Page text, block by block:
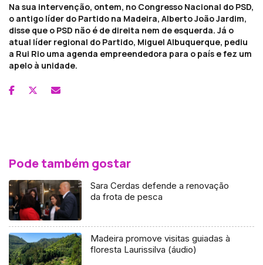
Na sua intervenção, ontem, no Congresso Nacional do PSD,
o antigo líder do Partido na Madeira, Alberto João Jardim,
disse que o PSD não é de direita nem de esquerda. Já o
atual líder regional do Partido, Miguel Albuquerque, pediu
a Rui Rio uma agenda empreendedora para o país e fez um
apelo à unidade.
Pode também gostar
Sara Cerdas defende a renovação
da frota de pesca
Madeira promove visitas guiadas à
floresta Laurissilva (áudio)